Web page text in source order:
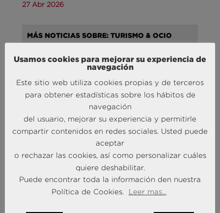
27 Abr 2026
MÁS NOTICIAS SOBRE: TURISMO & OCIO
Agencias de viajes: del mostrador al taller de
experiencias
MÁS NOTICIAS SOBRE: CUSTOMER
EXPERIENCE
Usamos cookies para mejorar su experiencia de
navegación
Este sitio web utiliza cookies propias y de terceros
para obtener estadísticas sobre los hábitos de
navegación
del usuario, mejorar su experiencia y permitirle
compartir contenidos en redes sociales. Usted puede
aceptar
o rechazar las cookies, así como personalizar cuáles
quiere deshabilitar.
Puede encontrar toda la información den nuestra
Política de Cookies.
Leer mas...